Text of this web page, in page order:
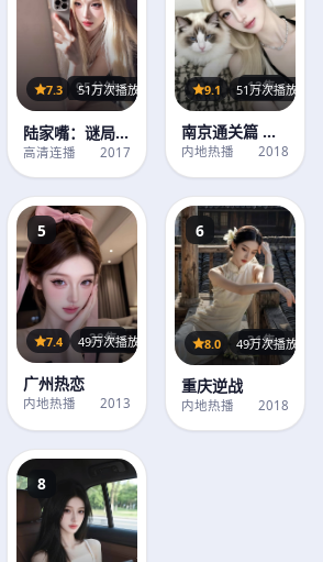
95分钟
7.3 51万次播放
陆家嘴：谜局
（完整版）
高清连播 2017
12集
9.1 51万次播放
南京通关篇 第2
季
内地热播 2018
5
28集
7.4 49万次播放
广州热恋
内地热播 2013
6
31集
8.0 49万次播放
重庆逆战
内地热播 2018
8